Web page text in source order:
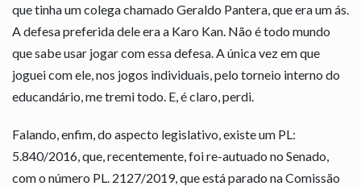
que tinha um colega chamado Geraldo Pantera, que era um ás.
A defesa preferida dele era a Karo Kan. Não é todo mundo
que sabe usar jogar com essa defesa. A única vez em que
joguei com ele, nos jogos individuais, pelo torneio interno do
educandário, me tremi todo. E, é claro, perdi.
Falando, enfim, do aspecto legislativo, existe um PL:
5.840/2016, que, recentemente, foi re-autuado no Senado,
com o número PL. 2127/2019, que está parado na Comissão